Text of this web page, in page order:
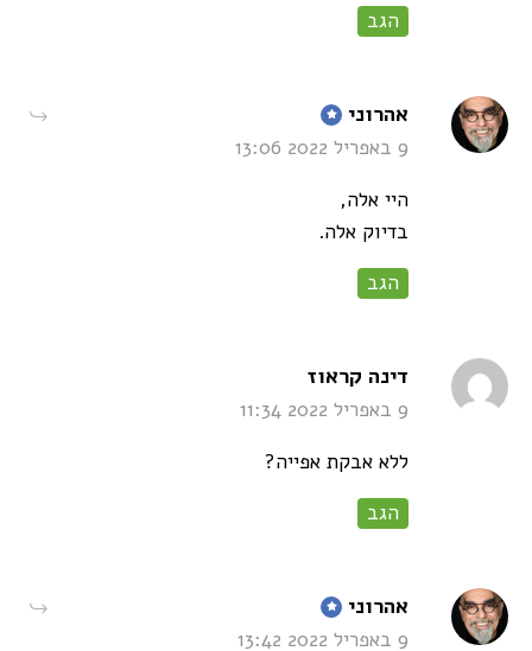
הגב
אהרוני says:
9 באפריל 2022 13:06
היי אלה,
בדיוק אלה.
הגב
דינה קראוזsays:
9 באפריל 2022 11:34
ללא אבקת אפייה?
הגב
אהרוני says:
9 באפריל 2022 13:42